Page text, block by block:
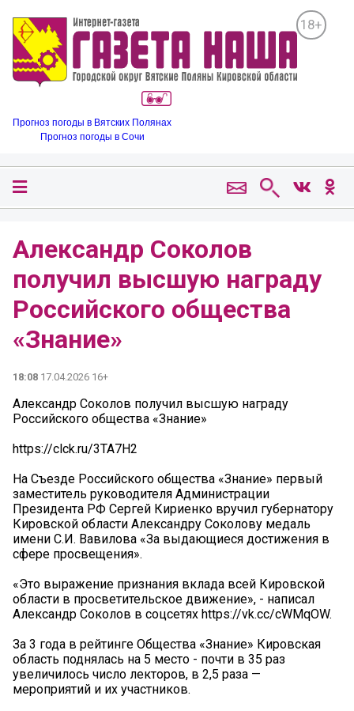
18+
Прогноз погоды в Вятских Полянах
Прогноз погоды в Сочи
Александр Соколов
получил высшую награду
Российского общества
«Знание»
18:08 17.04.2026 16+
Александр Соколов получил высшую награду
Российского общества «Знание»
https://clck.ru/3TA7H2
На Съезде Российского общества «Знание» первый
заместитель руководителя Администрации
Президента РФ Сергей Кириенко вручил губернатору
Кировской области Александру Соколову медаль
имени С.И. Вавилова «За выдающиеся достижения в
сфере просвещения».
«Это выражение признания вклада всей Кировской
области в просветительское движение», - написал
Александр Соколов в соцсетях https://vk.cc/cWMqOW.
За 3 года в рейтинге Общества «Знание» Кировская
область поднялась на 5 место - почти в 35 раз
увеличилось число лекторов, в 2,5 раза —
мероприятий и их участников.